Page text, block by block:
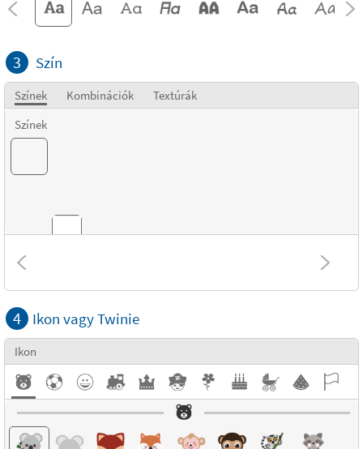
3 Szín
Színek Kombinációk
Textúrák
Színek
Kombinációk
Textúrák
4 Ikon vagy Twinie
Ikon